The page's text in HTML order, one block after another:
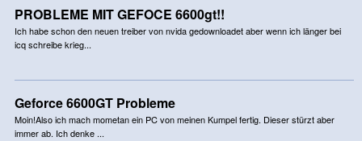
PROBLEME MIT GEFOCE 6600gt!!
Ich habe schon den neuen treiber von nvida gedownloadet aber wenn ich länger bei
icq schreibe krieg...
Geforce 6600GT Probleme
Moin!Also ich mach mometan ein PC von meinen Kumpel fertig. Dieser stürzt aber
immer ab. Ich denke ...